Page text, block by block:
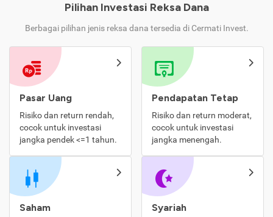
Pilihan Investasi Reksa Dana
Berbagai pilihan jenis reksa dana tersedia di Cermati Invest.
Pasar Uang
Risiko dan return rendah,
cocok untuk investasi
jangka pendek <=1 tahun.
Pendapatan Tetap
Risiko dan return moderat,
cocok untuk investasi
jangka menengah.
Saham Syariah